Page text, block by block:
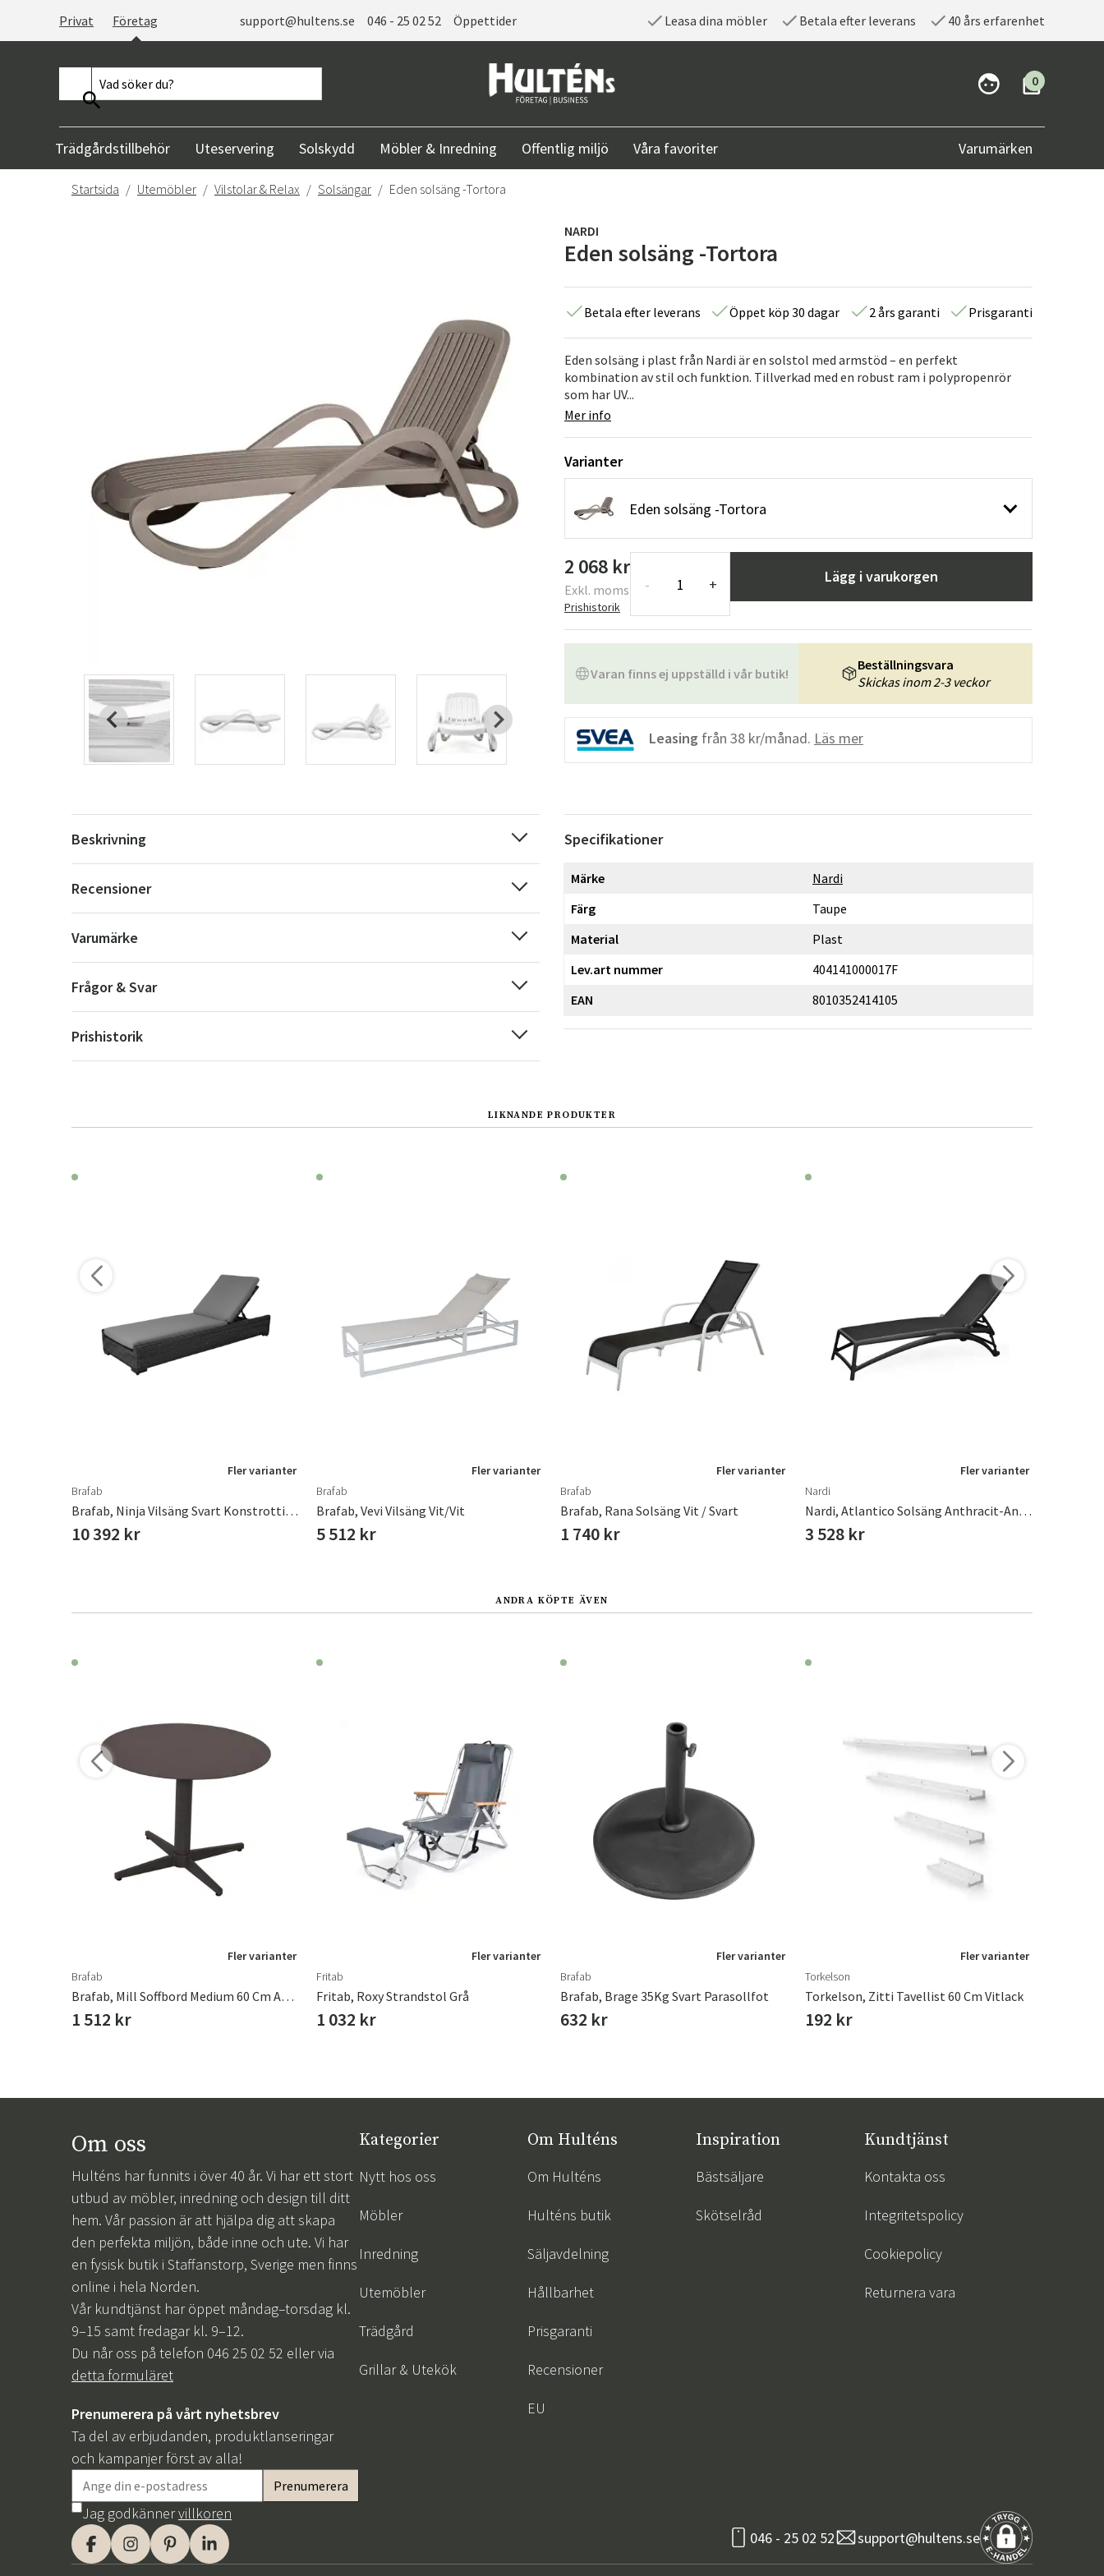
Privat Företag support@hultens.se 046 - 25 02 52 Öppettider Leasa dina möbler Betala efter leverans 40 års erfarenhet
0
Trädgårdstillbehör Uteservering Solskydd Möbler & Inredning Offentlig miljö Våra favoriter Varumärken
Startsida Utemöbler Vilstolar & Relax Solsängar Eden solsäng -Tortora
NARDI
Eden solsäng -Tortora
Betala efter leverans Öppet köp 30 dagar 2 års garanti Prisgaranti
Eden solsäng i plast från Nardi är en solstol med armstöd – en perfekt
kombination av stil och funktion. Tillverkad med en robust ram i polypropenrör
som har UV...
Mer info
Varianter
Eden solsäng -Tortora
2 068 kr
Exkl. moms
Prishistorik
- + Lägg i varukorgen
Varan finns ej uppställd i vår butik!
Beställningsvara
Skickas inom 2-3 veckor
Leasing från 38 kr/månad. Läs mer
Beskrivning
Recensioner
Varumärke
Frågor & Svar
Prishistorik
Specifikationer
Märke
Nardi
Färg
Taupe
Material
Plast
Lev.art nummer
404141000017F
EAN
8010352414105
LIKNANDE PRODUKTER
Fler varianter
Brafab
Brafab, Ninja Vilsäng Svart Konstrotting
10 392 kr
Fler varianter
Brafab
Brafab, Vevi Vilsäng Vit/vit
5 512 kr
Fler varianter
Brafab
Brafab, Rana Solsäng Vit / Svart
1 740 kr
Fler varianter
Nardi
Nardi, Atlantico Solsäng Anthracit-Anthracit
3 528 kr
ANDRA KÖPTE ÄVEN
Fler varianter
Brafab
Brafab, Mill Soffbord Medium 60 Cm Anthracite
1 512 kr
Fler varianter
Fritab
Fritab, Roxy Strandstol Grå
1 032 kr
Fler varianter
Brafab
Brafab, Brage 35Kg Svart Parasollfot
632 kr
Fler varianter
Torkelson
Torkelson, Zitti Tavellist 60 Cm Vitlack
192 kr
Om oss
Hulténs har funnits i över 40 år. Vi har ett stort
utbud av möbler, inredning och design till ditt
hem. Vår passion är att hjälpa dig att skapa
den perfekta miljön, både inne och ute. Vi har
en fysisk butik i Staffanstorp, Sverige men finns
online i hela Norden.
Vår kundtjänst har öppet måndag–torsdag kl.
9–15 samt fredagar kl. 9–12.
Du når oss på telefon 046 25 02 52 eller via
detta formuläret
Prenumerera på vårt nyhetsbrev
Ta del av erbjudanden, produktlanseringar
och kampanjer först av alla!
Jag godkännervillkoren
Kategorier
Nytt hos oss
Möbler
Inredning
Utemöbler
Trädgård
Grillar & Utekök
Om Hulténs
Om Hulténs
Hulténs butik
Säljavdelning
Hållbarhet
Prisgaranti
Recensioner
EU
Inspiration
Bästsäljare
Skötselråd
Kundtjänst
Kontakta oss
Integritetspolicy
Cookiepolicy
Returnera vara
046 - 25 02 52 support@hultens.se